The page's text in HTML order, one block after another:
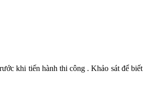
khi tiến hành thi công . Khảo sát để